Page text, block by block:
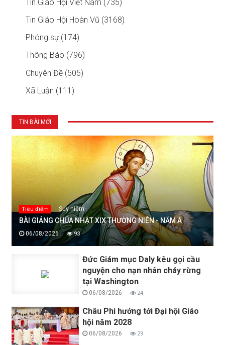
Tin Giáo Hội Việt Nam (735)
Tin Giáo Hội Hoàn Vũ (3168)
Phóng sự (174)
Thông Báo (796)
Chuyên Đề (505)
Xã Luận (111)
TIN BÀI MỚI
Tiêu điểm Suy niệm
BÀI GIẢNG CHÚA NHẬT XIX THƯỜNG NIÊN - NĂM A
06/08/2026 93
Đức Giám mục Daly kêu gọi cầu
nguyện cho nạn nhân cháy rừng
tại Washington
06/08/2026 24
Châu Phi hướng tới Đại hội Giáo
hội năm 2028
06/08/2026 29